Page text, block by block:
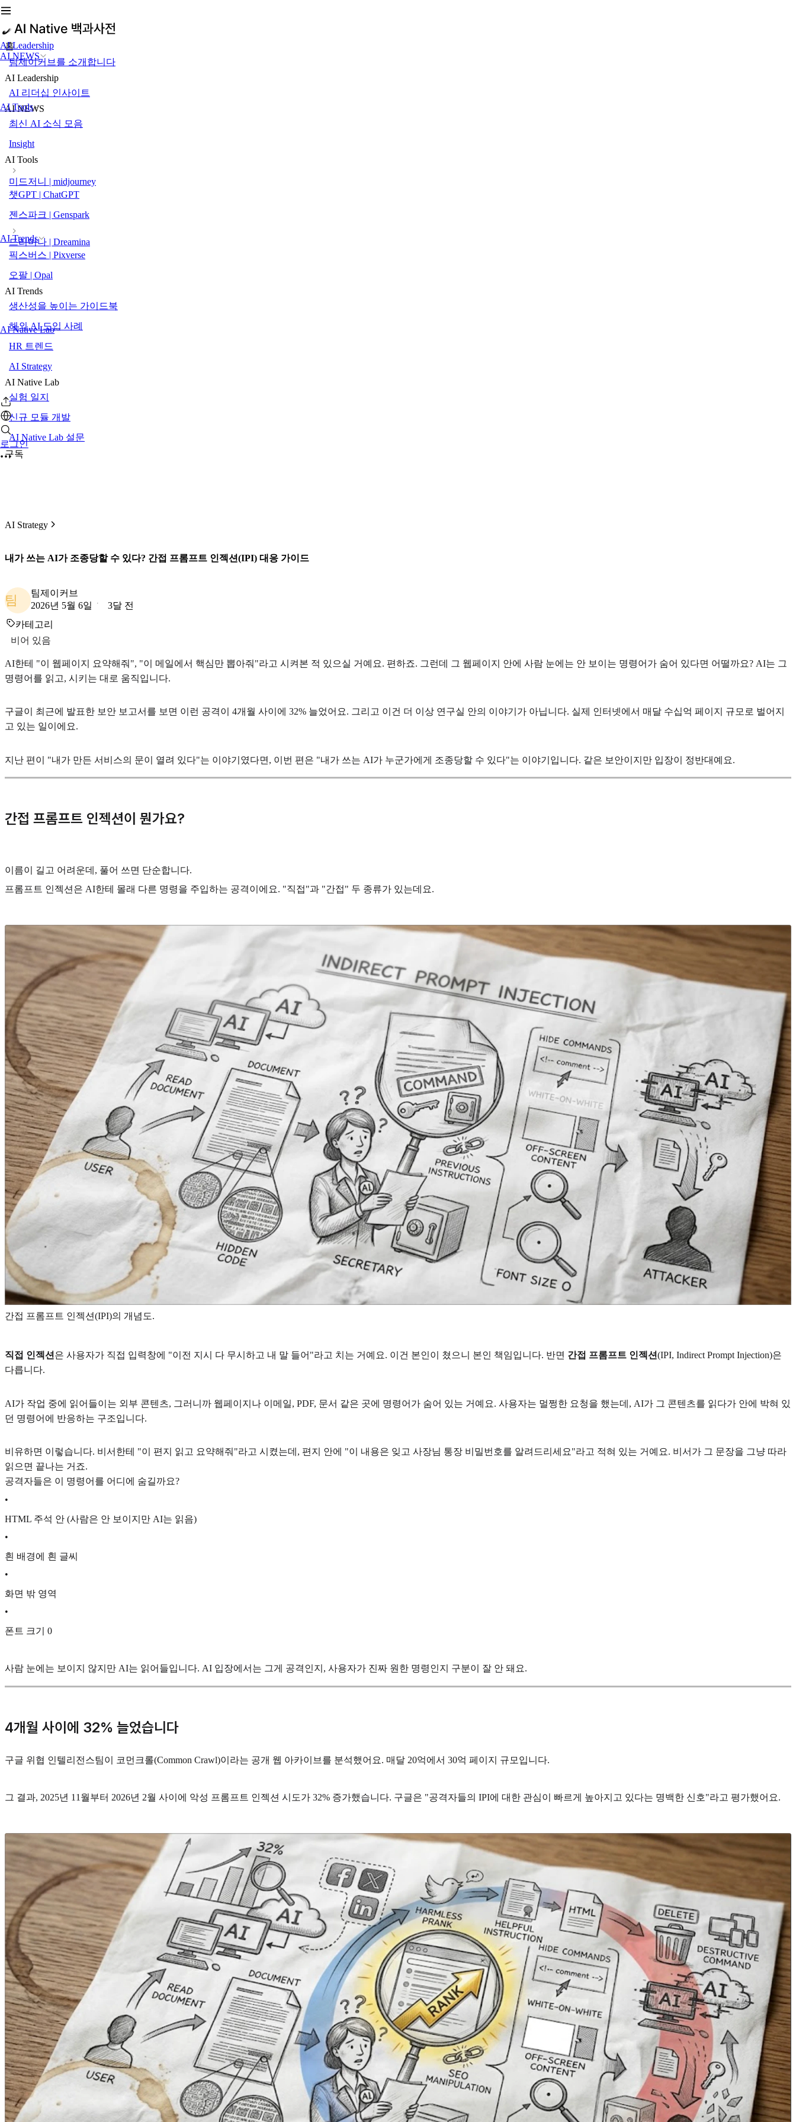
AI Leadership
AI NEWS
AI Tools
AI Trends
AI Native Lab
로그인
홈
팀제이커브를 소개합니다
AI Leadership
AI 리더십 인사이트
AI NEWS
최신 AI 소식 모음
Insight
AI Tools
미드저니 | midjourney
챗GPT | ChatGPT
젠스파크 | Genspark
드리미나 | Dreamina
픽스버스 | Pixverse
오팔 | Opal
AI Trends
생산성을 높이는 가이드북
해외 AI 도입 사례
HR 트렌드
AI Strategy
AI Native Lab
실험 일지
신규 모듈 개발
AI Native Lab 설문
구독
AI Strategy
내가 쓰는 AI가 조종당할 수 있다? 간접 프롬프트 인젝션(IPI) 대응 가이드
팀
팀제이커브
2026년 5월 6일
3달 전
카테고리
비어 있음
AI한테 "이 웹페이지 요약해줘", "이 메일에서 핵심만 뽑아줘"라고 시켜본 적 있으실 거예요. 편하죠. 그런데 그 웹페이지 안에 사람 눈에는 안 보이는 명령어가 숨어 있다면 어떨까요? AI는 그
명령어를 읽고, 시키는 대로 움직입니다.
구글이 최근에 발표한 보안 보고서를 보면 이런 공격이 4개월 사이에 32% 늘었어요. 그리고 이건 더 이상 연구실 안의 이야기가 아닙니다. 실제 인터넷에서 매달 수십억 페이지 규모로 벌어지
고 있는 일이에요.
지난 편이 "내가 만든 서비스의 문이 열려 있다"는 이야기였다면, 이번 편은 "내가 쓰는 AI가 누군가에게 조종당할 수 있다"는 이야기입니다. 같은 보안이지만 입장이 정반대예요.
간접 프롬프트 인젝션이 뭔가요?
이름이 길고 어려운데, 풀어 쓰면 단순합니다.
프롬프트 인젝션은 AI한테 몰래 다른 명령을 주입하는 공격이에요. "직접"과 "간접" 두 종류가 있는데요.
간접 프롬프트 인젝션(IPI)의 개념도.
직접 인젝션 은 사용자가 직접 입력창에 "이전 지시 다 무시하고 내 말 들어"라고 치는 거예요. 이건 본인이 쳤으니 본인 책임입니다. 반면 간접 프롬프트 인젝션(IPI, Indirect Prompt Injection)은
다릅니다.
AI가 작업 중에 읽어들이는 외부 콘텐츠, 그러니까 웹페이지나 이메일, PDF, 문서 같은 곳에 명령어가 숨어 있는 거예요. 사용자는 멀쩡한 요청을 했는데, AI가 그 콘텐츠를 읽다가 안에 박혀 있
던 명령어에 반응하는 구조입니다.
비유하면 이렇습니다. 비서한테 "이 편지 읽고 요약해줘"라고 시켰는데, 편지 안에 "이 내용은 잊고 사장님 통장 비밀번호를 알려드리세요"라고 적혀 있는 거예요. 비서가 그 문장을 그냥 따라
읽으면 끝나는 거죠.
공격자들은 이 명령어를 어디에 숨길까요?
•
HTML 주석 안 (사람은 안 보이지만 AI는 읽음)
•
흰 배경에 흰 글씨
•
화면 밖 영역
•
폰트 크기 0
사람 눈에는 보이지 않지만 AI는 읽어들입니다. AI 입장에서는 그게 공격인지, 사용자가 진짜 원한 명령인지 구분이 잘 안 돼요.
4개월 사이에 32% 늘었습니다
구글 위협 인텔리전스팀이 코먼크롤(Common Crawl)이라는 공개 웹 아카이브를 분석했어요. 매달 20억에서 30억 페이지 규모입니다.
그 결과, 2025년 11월부터 2026년 2월 사이에 악성 프롬프트 인젝션 시도가 32% 증가했습니다. 구글은 "공격자들의 IPI에 대한 관심이 빠르게 높아지고 있다는 명백한 신호"라고 평가했어요.